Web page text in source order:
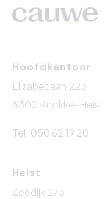
Hoofdkantoor
Elizabetlaan 223
8300 Knokke-Heist
Tel: 050 62 19 20
Heist
Zeedijk 273